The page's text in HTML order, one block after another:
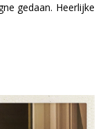
gedaan. Heerlijke